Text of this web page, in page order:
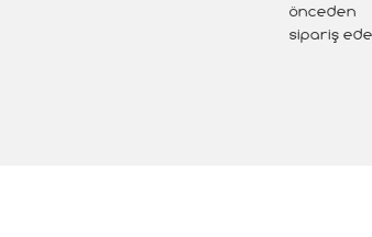
önceden
sipariş